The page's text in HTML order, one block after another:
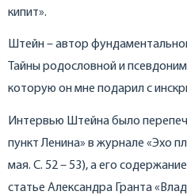
кипит».
Штейн – автор
Тайны родословной и
которую он мне подарил с
Интервью Штейна было
пункт Ленина» в журнале «Эхо
мая. С. 52 – 53), а его
статье Александра Гранта